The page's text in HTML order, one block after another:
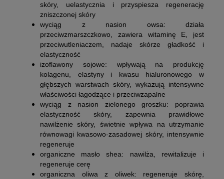
skóry, uelastycznia i przyspiesza regenerację
zniszczonej skóry
wyciąg z nasion owsa: działa
przeciwzmarszczkowo, zawiera witaminę E, jest
przeciwutleniaczem, nadaje skórze gładkość i
elastyczność
izoflawony sojowe: wpływają na produkcję
kolagenu, elastyny i kwasu hialuronowego w
głębszych warstwach skóry, wykazują intensywne
właściwości łagodzące i przeciwzapalne
wyciąg z nasion zielonego groszku: poprawia
elastyczność skóry, zapewnia prawidłowe
nawilżenie skóry, świetnie wpływa na utrzymanie
równowagi kwasowo-zasadowej skóry, intensywnie
regeneruje
organiczne masło shea: nawilża, rewitalizuje i
regeneruje cerę
organiczna oliwa z oliwek: regeneruje skórę,